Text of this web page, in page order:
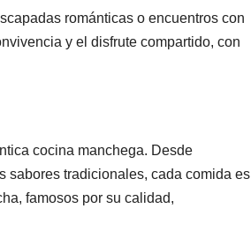
románticas o encuentros con
y el disfrute compartido, con
cocina manchega. Desde
sabores tradicionales, cada comida es
famosos por su calidad,